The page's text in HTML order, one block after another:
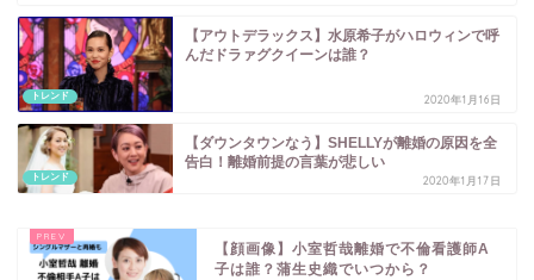
トレンド
【アウトデラックス】水原希子がハロウィンで呼
んだドラァグクイーンは誰？
2020年1月16日
トレンド
【ダウンタウンなう】SHELLYが離婚の原因を全
告白！離婚前提の言葉が悲しい
2020年1月17日
【顔画像】小室哲哉離婚で不倫看護師A
子は誰？蒲生史織でいつから？